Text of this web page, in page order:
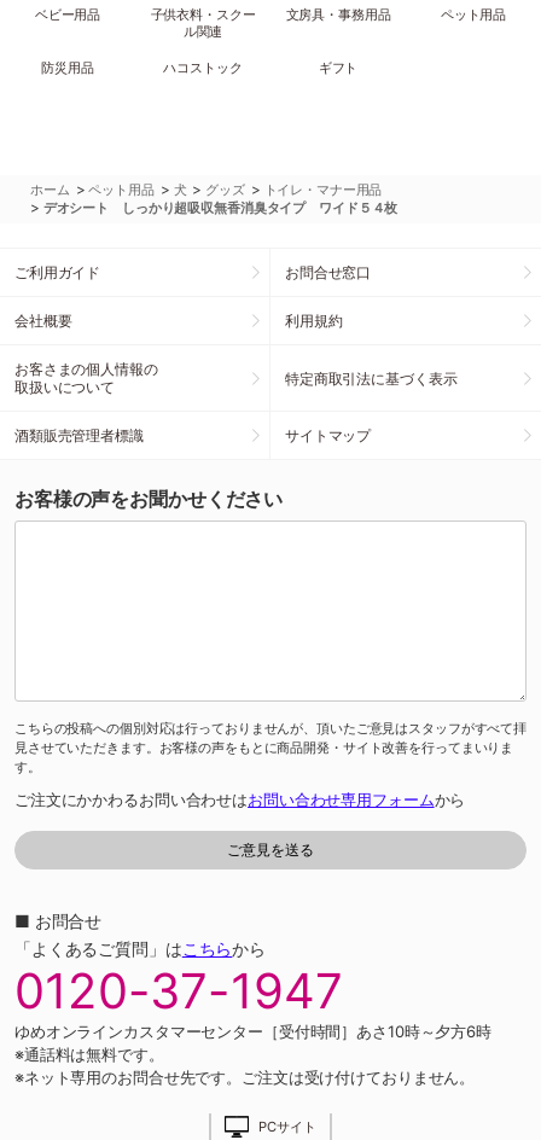
ベビー用品
子供衣料・スクー
ル関連
文房具・事務用品 ペット用品
防災用品 ハコストック ギフト
ホーム >ペット用品 > 犬 > グッズ > トイレ・マナー用品
> デオシート しっかり超吸収無香消臭タイプ ワイド５４枚
ご利用ガイド お問合せ窓口
会社概要 利用規約
お客さまの個人情報の
取扱いについて
特定商取引法に基づく表示
酒類販売管理者標識 サイトマップ
お客様の声をお聞かせください
こちらの投稿への個別対応は行っておりませんが、頂いたご意見はスタッフがすべて拝
見させていただきます。お客様の声をもとに商品開発・サイト改善を行ってまいりま
す。
ご注文にかかわるお問い合わせはお問い合わせ専用フォームから
■ お問合せ
「よくあるご質問」はこちらから
0120-37-1947
ゆめオンラインカスタマーセンター［受付時間］あさ10時～夕方6時
※通話料は無料です。
※ネット専用のお問合せ先です。ご注文は受け付けておりません。
PCサイト